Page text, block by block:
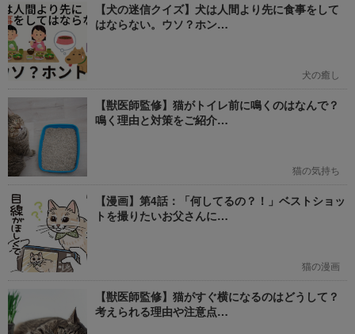
【犬の迷信クイズ】犬は人間より先に食事をして
はならない。ウソ？ホン…
犬の癒し
【獣医師監修】猫がトイレ前に鳴くのはなんで？
鳴く理由と対策をご紹介…
猫の気持ち
【漫画】第4話：「何してるの？！」ベストショッ
トを撮りたいお父さんに…
猫の漫画
【獣医師監修】猫がすぐ横になるのはどうして？
考えられる理由や注意点…